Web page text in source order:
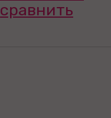
сравнить